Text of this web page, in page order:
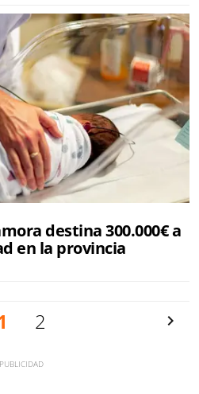
destina 300.000€ a
en la provincia
2